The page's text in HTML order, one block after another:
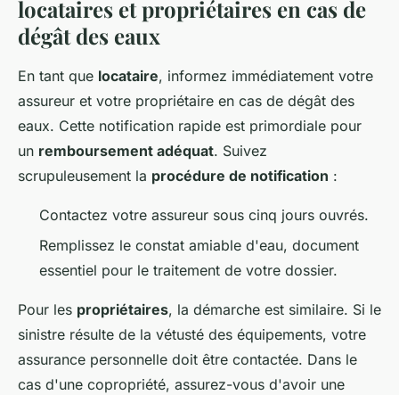
locataires et propriétaires en cas de
dégât des eaux
En tant que locataire, informez immédiatement votre
assureur et votre propriétaire en cas de dégât des
eaux. Cette notification rapide est primordiale pour
un remboursement adéquat. Suivez
scrupuleusement la procédure de notification :
Contactez votre assureur sous cinq jours ouvrés.
Remplissez le constat amiable d'eau, document
essentiel pour le traitement de votre dossier.
Pour les propriétaires, la démarche est similaire. Si le
sinistre résulte de la vétusté des équipements, votre
assurance personnelle doit être contactée. Dans le
cas d'une copropriété, assurez-vous d'avoir une